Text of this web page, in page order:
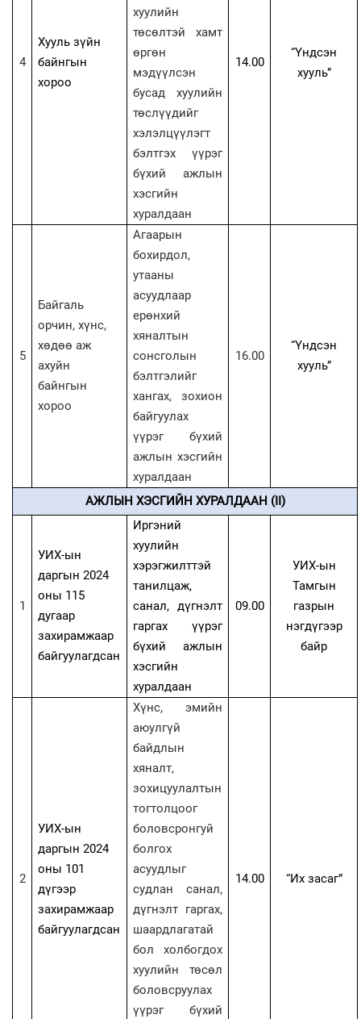
4
Хууль зүйн
байнгын
хороо
хуулийн
төсөлтэй хамт
өргөн
мэдүүлсэн
бусад хуулийн
төслүүдийг
хэлэлцүүлэгт
бэлтгэх үүрэг
бүхий ажлын
хэсгийн
хуралдаан
14.00
“Үндсэн
хууль”
5
Байгаль
орчин, хүнс,
хөдөө аж
ахуйн
байнгын
хороо
Агаарын
бохирдол,
утааны
асуудлаар
ерөнхий
хяналтын
сонсголын
бэлтгэлийг
хангах, зохион
байгуулах
үүрэг бүхий
ажлын хэсгийн
хуралдаан
16.00
“Үндсэн
хууль”
АЖЛЫН ХЭСГИЙН ХУРАЛДААН (II)
1
УИХ-ын
даргын 2024
оны 115
дугаар
захирамжаар
байгуулагдсан
Иргэний
хуулийн
хэрэгжилттэй
танилцаж,
санал, дүгнэлт
гаргах үүрэг
бүхий ажлын
хэсгийн
хуралдаан
09.00
УИХ-ын
Тамгын
газрын
нэгдүгээр
байр
2
УИХ-ын
даргын 2024
оны 101
дүгээр
захирамжаар
байгуулагдсан
Хүнс, эмийн
аюулгүй
байдлын
хяналт,
зохицуулалтын
тогтолцоог
боловсронгуй
болгох
асуудлыг
судлан санал,
дүгнэлт гаргах,
шаардлагатай
бол холбогдох
хуулийн төсөл
боловсруулах
үүрэг бүхий
14.00 “Их засаг”